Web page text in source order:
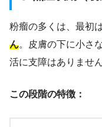
粉瘤の多くは、最初
ん。皮膚の下に小さ
活に支障はありません
この段階の特徴：